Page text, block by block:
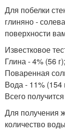
Для побелки
глиняно -
поверхности
Известковое
Глина - 4% (56
Поваренная
Вода - 11% (154
Всего
Для получения
количество